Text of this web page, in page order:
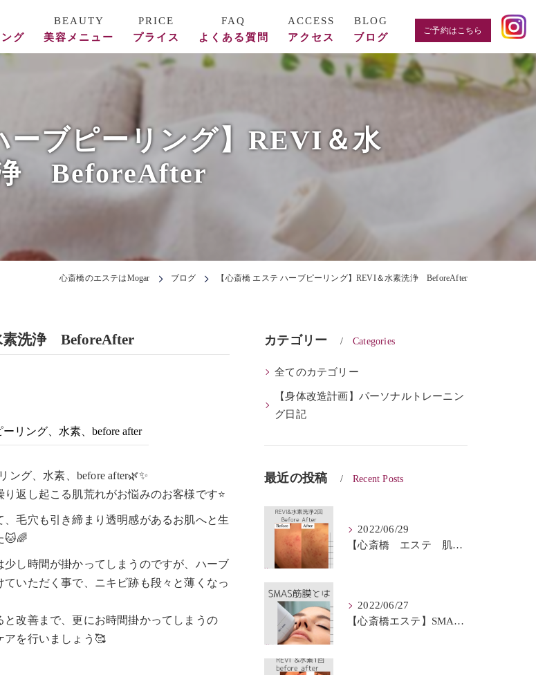
グ 美容メニュー
頭蓋骨矯正・整体
エステ
プライス よくある質問 アクセス ブログ
ご予約はこちら
ーブピーリング】REVI＆水
BeforeAfter
心斎橋のエステはMogar ブログ 【心斎橋 エステ ハーブピーリング】REVI＆水素洗浄 BeforeAfter
素洗浄 BeforeAfter
リング、水素、before after
ング、水素、before after🌿✨
り返し起こる肌荒れがお悩みのお客様です⭐️
、毛穴も引き締まり透明感があるお肌へと生
🐱🌈
少し時間が掛かってしまうのですが、ハーブ
ていただく事で、ニキビ跡も段々と薄くなっ
と改善まで、更にお時間掛かってしまうの
アを行いましょう🥰
カテゴリー Categories
全てのカテゴリー
【身体改造計画】パーソナルトレーニン
グ日記
最近の投稿 Recent Posts
2022/06/29
【心斎橋 エステ 肌質改善】REVI＆ハイドロフェイシャルBeforeAfter
2022/06/27
【心斎橋エステ】SMAS筋膜とは？